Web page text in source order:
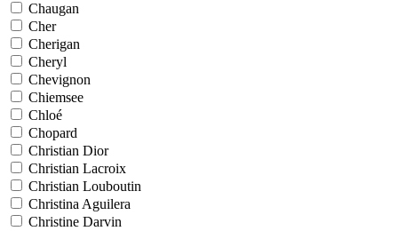
Chaugan
Cher
Cherigan
Cheryl
Chevignon
Chiemsee
Chloé
Chopard
Christian Dior
Christian Lacroix
Christian Louboutin
Christina Aguilera
Christine Darvin